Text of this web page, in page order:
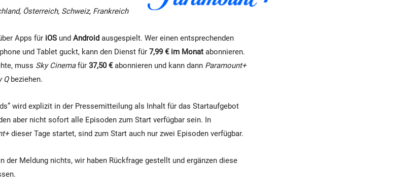
Österreich, Schweiz, Frankreich
Apps für iOS und Android ausgespielt. Wer einen entsprechenden
und Tablet guckt, kann den Dienst für 7,99 € im Monat abonnieren.
muss Sky Cinemafür 37,50 €abonnieren und kann dann Paramount+
Qbeziehen.
wird explizit in der Pressemitteilung als Inhalt für das Startaufgebot
aber nicht sofort alle Episoden zum Start verfügbar sein. In
dieser Tage startet, sind zum Start auch nur zwei Episoden verfügbar.
der Meldung nichts, wir haben Rückfrage gestellt und ergänzen diese